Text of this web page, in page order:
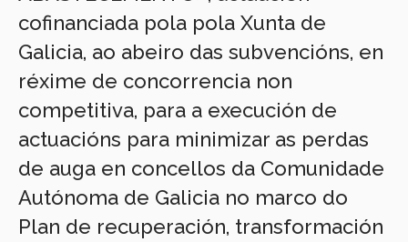
cofinanciada pola pola Xunta de
Galicia, ao abeiro das subvencións, en
réxime de concorrencia non
competitiva, para a execución de
actuacións para minimizar as perdas
de auga en concellos da Comunidade
Autónoma de Galicia no marco do
Plan de recuperación, transformación